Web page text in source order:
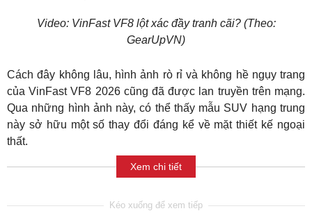
Video: VinFast VF8 lột xác đầy tranh cãi? (Theo:
GearUpVN)
Cách đây không lâu, hình ảnh rò rỉ và không hề ngụy trang
của VinFast VF8 2026 cũng đã được lan truyền trên mạng.
Qua những hình ảnh này, có thể thấy mẫu SUV hạng trung
này sở hữu một số thay đổi đáng kể về mặt thiết kế ngoại
thất.
Xem chi tiết